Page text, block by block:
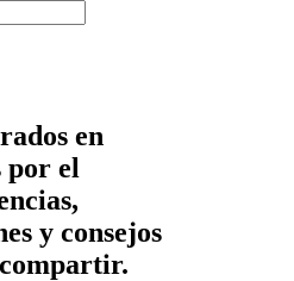
en
por el
y consejos